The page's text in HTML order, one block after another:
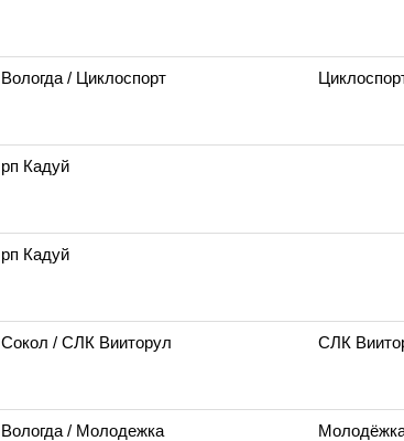
Вологда / Циклоспорт
рп Кадуй
рп Кадуй
Сокол / СЛК Вииторул СЛК
Вологда / Молодежка